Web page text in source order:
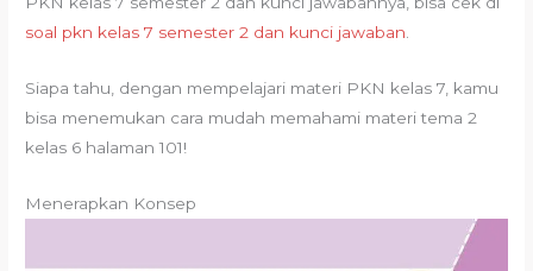
soal pkn kelas 7 semester 2 dan kunci jawaban
Siapa tahu, dengan mempelajari materi PKN kelas 7, kamu
bisa menemukan cara mudah memahami materi tema 2
kelas 6 halaman 101!
Menerapkan Konsep